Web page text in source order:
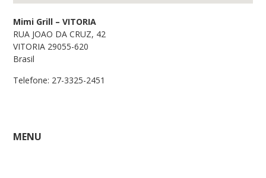
Mimi Grill – VITORIA
RUA JOAO DA CRUZ, 42
VITORIA 29055-620
Brasil
Telefone: 27-3325-2451
MENU